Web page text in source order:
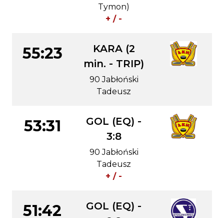
Tymon)
+ / -
55:23
KARA (2
min. - TRIP)
90 Jabłoński
Tadeusz
53:31
GOL (EQ) -
3:8
90 Jabłoński
Tadeusz
+ / -
51:42
GOL (EQ) -